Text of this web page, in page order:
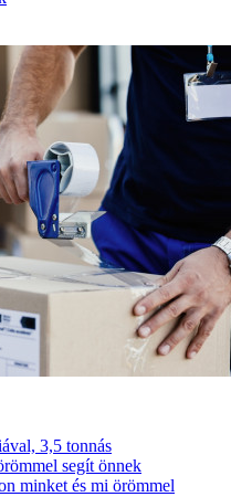
3,5 tonnás
segít önnek
minket és mi örömmel